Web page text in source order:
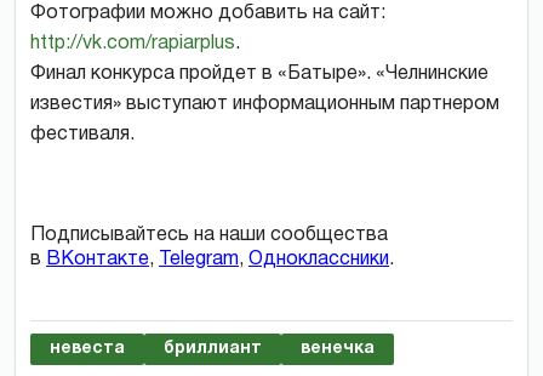
Фотографии можно добавить на сайт:
http://vk.com/rapiarplus.
Финал конкурса пройдет в «Батыре». «Челнинские
известия» выступают информационным партнером
фестиваля.
Подписывайтесь на наши сообщества
в ВКонтакте, Telegram, Одноклассники.
невеста бриллиант венечка